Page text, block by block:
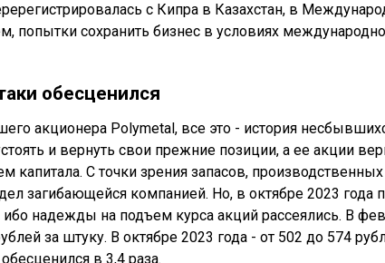
с Кипра в Казахстан, в
сохранить бизнес в условиях
обесценился
акционера Polymetal, все это - история
и вернуть свои прежние позиции, а ее акции
С точки зрения запасов,
загибающейся компанией. Но, в октябре 2023 года
ибо надежды на подъем курса акций рассеялись. В
за штуку. В октябре 2023 года - от 502 до 574
в 3,4 раза.